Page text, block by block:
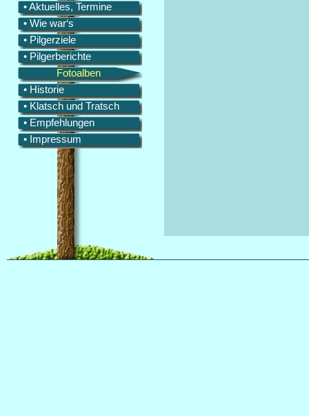
• Aktuelles, Termine
• Wie war‘s
• Pilgerziele
• Pilgerberichte
Fotoalben
• Historie
• Klatsch und Tratsch
• Empfehlungen
• Impressum